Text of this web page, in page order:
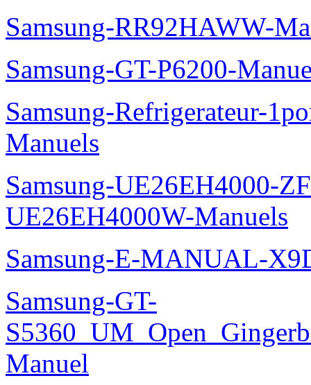
Samsung-RR92HAWW-
Samsung-GT-P6200-
Samsung-Refrigerateur-
Manuels
Samsung-UE26EH4000-
UE26EH4000W-Manuels
Samsung-E-MANUAL-
Samsung-GT-
Manuel